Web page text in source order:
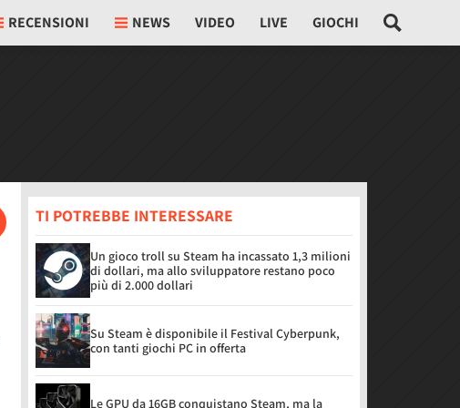
RECENSIONI NEWS VIDEO LIVE GIOCHI
TI POTREBBE INTERESSARE
Un gioco troll su Steam ha incassato 1,3 milioni
di dollari, ma allo sviluppatore restano poco
più di 2.000 dollari
Su Steam è disponibile il Festival Cyberpunk,
con tanti giochi PC in offerta
Le GPU da 16GB conquistano Steam, ma la